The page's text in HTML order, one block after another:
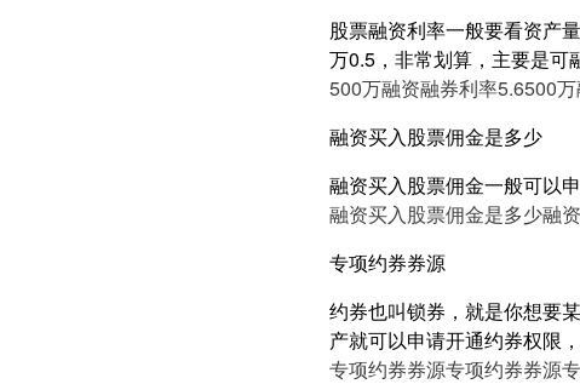
股票融资利率一般要看资产
万0.5，非常划算，主要是可
500万融资融券利率5.6500
融资买入股票佣金是多少
融资买入股票佣金一般可以
融资买入股票佣金是多少融
专项约券券源
约券也叫锁券，就是你想要
产就可以申请开通约券权限
专项约券券源专项约券券源